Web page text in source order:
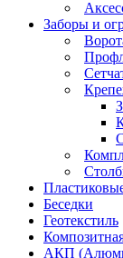
Заборы и
Беседки
Геотекстиль
АКП